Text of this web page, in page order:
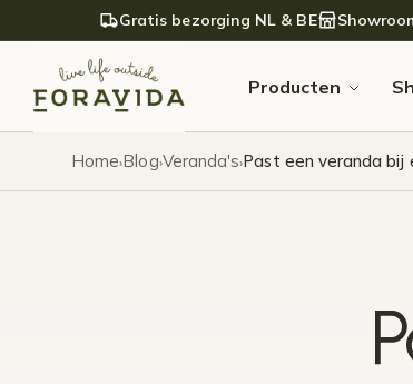
Verder naar navigatie
Ga naar de inhoudGratis bezorging NL & BE
Producten
Home›Blog›Veranda's›Past een veranda bij